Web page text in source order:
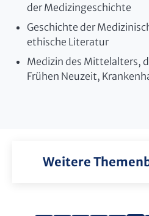
der Medizingeschichte
Geschichte der
ethische Literatur
Medizin des Mittelalters,
Frühen Neuzeit,
Weitere